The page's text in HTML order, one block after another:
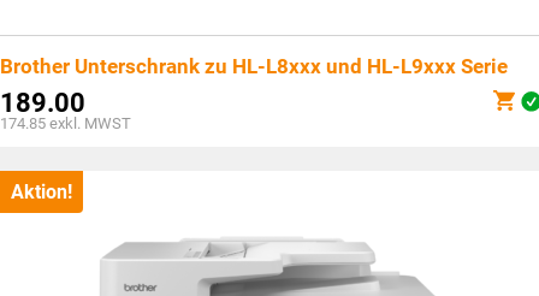
Brother Unterschrank zu HL-L8xxx und HL-L9xxx Serie
189.00
174.85 exkl. MWST
Aktion!